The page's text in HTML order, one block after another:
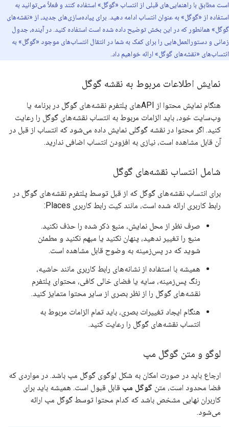
است مطابق با راهنمایی‌های قبلی از انتساب «گوگل» استفاده کنند و فعلاً می‌توانید به
استفاده از «گوگل» به عنوان انتساب ادامه دهید. برای پیاده‌سازی‌های جدید، از «نقشه‌های
گوگل» همانطور که در این بخش توضیح داده شده است استفاده کنید. در آینده، جدول
زمانی و دستورالعمل‌هایی را برای کمک به شما در انتقال انتساب‌های موجود «گوگل» به
انتساب‌های «نقشه‌های گوگل» ارائه خواهیم داد.
نمایش اطلاعات مربوط به نقشه گوگل
هنگام نمایش محتوا از APIهای پلتفرم نقشه‌های گوگل در برنامه یا
وب‌سایت خود، باید الزامات مربوط به انتساب نقشه‌های گوگل را رعایت
کنید. اگر محتوا در نقشه گوگلی نمایش داده می‌شود که انتساب از قبل در
آن قابل مشاهده است، نیازی به افزودن انتساب اضافی ندارید.
شامل انتساب نقشه‌های گوگل
برای انتساب نقشه‌های گوگل که از قبل توسط پلتفرم نقشه‌های گوگل در
رابط کاربری ارائه شده است، مانند کیت رابط کاربری Places:
صرف نظر از محل نمایش، منبع ذکر شده را حذف نکنید.
منبع را تغییر ندهید، پنهان نکنید یا مبهم نکنید و مطمئن
شوید که در پس‌زمینه به وضوح قابل مشاهده است.
همیشه با استفاده از نشانه‌های رابط کاربری مانند حاشیه،
رنگ پس‌زمینه، سایه یا فضای خالی کافی، محتوای پلتفرم
نقشه‌های گوگل را از نظر بصری از سایر محتوا متمایز کنید.
هنگام ایجاد تغییرات بصری، باید تمام الزامات مربوط به
انتساب نقشه‌های گوگل را رعایت کنید.
لوگو و متن گوگل مپ
ارجاع باید در صورت امکان به شکل لوگوی گوگل مپ باشد. در مواردی که
فضا محدود است، متن گوگل مپ قابل قبول است. همیشه باید برای
کاربران نهایی مشخص باشد که کدام محتوا توسط گوگل مپ ارائه
می‌شود.